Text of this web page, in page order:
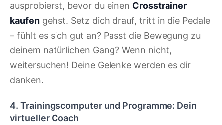
ausprobierst, bevor du einen Crosstrainer
kaufen gehst. Setz dich drauf, tritt in die Pedale
– fühlt es sich gut an? Passt die Bewegung zu
deinem natürlichen Gang? Wenn nicht,
weitersuchen! Deine Gelenke werden es dir
danken.
4. Trainingscomputer und Programme: Dein
virtueller Coach